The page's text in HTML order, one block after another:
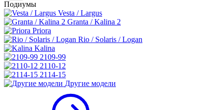
Подиумы
Vesta / Largus
Granta / Kalina 2
Priora
Rio / Solaris / Logan
Kalina
2109-99
2110-12
2114-15
Другие модели